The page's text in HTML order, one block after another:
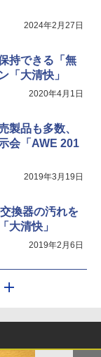
2024年2月27日
持できる「無
「大清快」
2020年4月1日
製品も多数、
会「AWE 201
2019年3月19日
換器の汚れを
大清快」
2019年2月6日